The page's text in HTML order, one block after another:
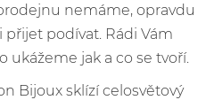
nemáme, opravdu
přijet podívat. Rádi Vám
jak a co se tvoří.
Bijoux sklízí celosvětový